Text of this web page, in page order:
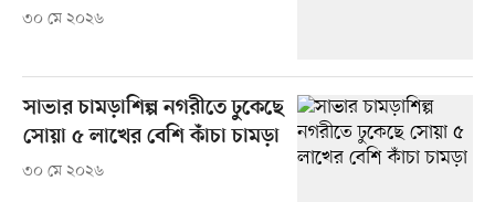
৩০ মে ২০২৬
সাভার চামড়াশিল্প নগরীতে ঢুকেছে
সোয়া ৫ লাখের বেশি কাঁচা চামড়া
৩০ মে ২০২৬